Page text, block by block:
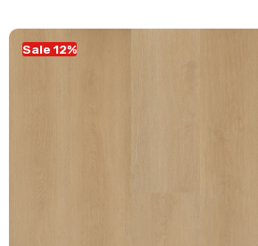
Sale 12%